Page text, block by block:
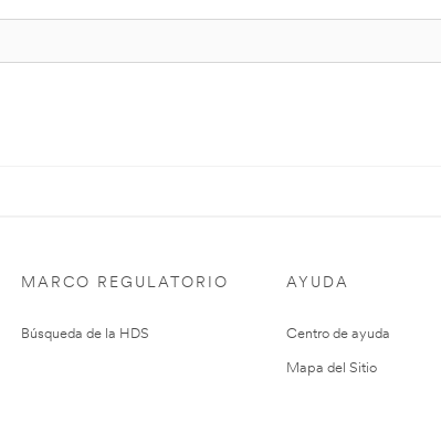
MARCO REGULATORIO
Búsqueda de la HDS
AYUDA
Centro de ayuda
Mapa del Sitio